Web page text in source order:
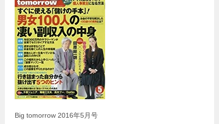
Big tomorrow 2016年5月号